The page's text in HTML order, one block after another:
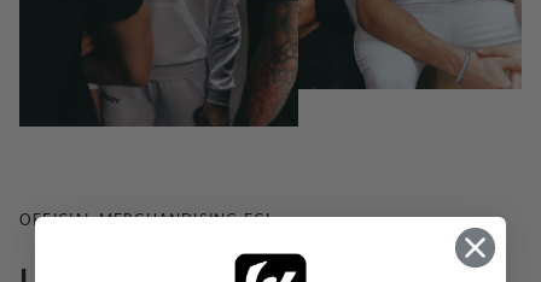
OFFICIAL MERCHANDISING FGI